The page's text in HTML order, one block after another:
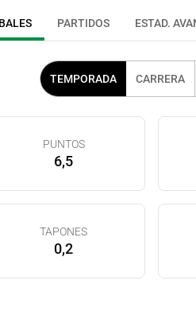
PARTIDOS ESTAD.
TEMPORADA CARRERA
PUNTOS
6,5
TAPONES
0,2